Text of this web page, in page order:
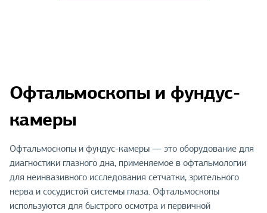
Офтальмоскопы и фундус-
камеры
Офтальмоскопы и фундус-камеры — это оборудование для
диагностики глазного дна, применяемое в офтальмологии
для неинвазивного исследования сетчатки, зрительного
нерва и сосудистой системы глаза. Офтальмоскопы
используются для быстрого осмотра и первичной